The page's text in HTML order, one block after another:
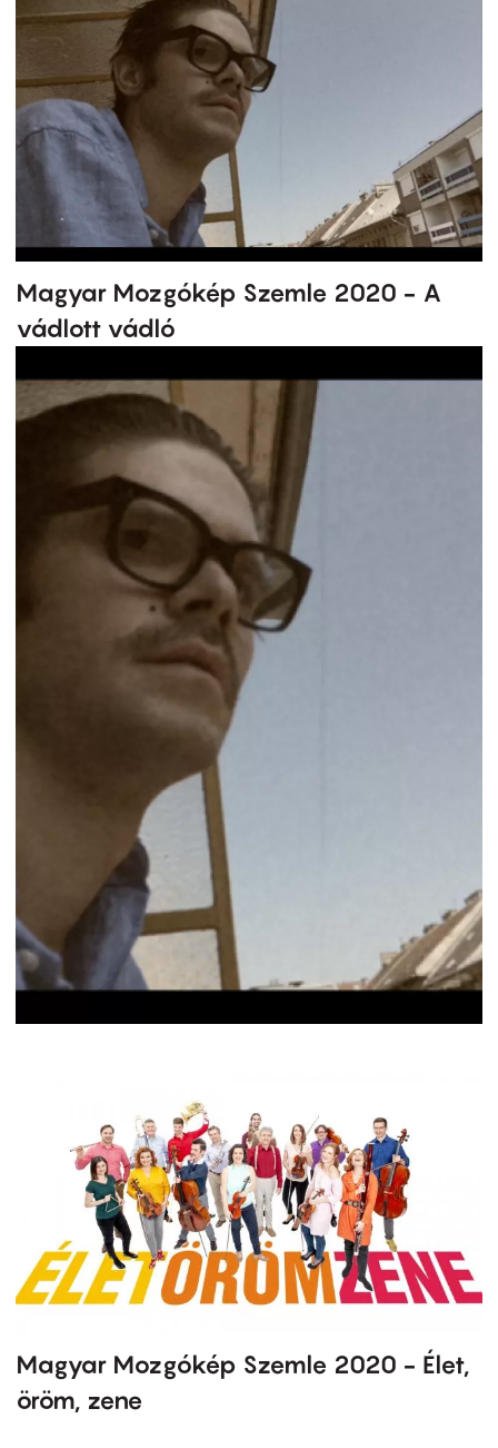
Magyar Mozgókép Szemle 2020 - A
vádlott vádló
Magyar Mozgókép Szemle 2020 - Élet,
öröm, zene